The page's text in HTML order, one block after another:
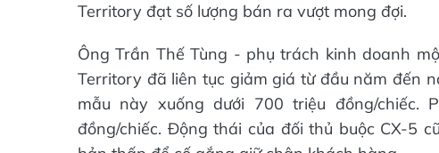
Territory đạt số lượng bán ra vượt mong đợi.
Ông Trần Thế Tùng - phụ trách kinh doanh
Territory đã liên tục giảm giá từ đầu năm đến
mẫu này xuống dưới 700 triệu đồng/
đồng/chiếc. Động thái của đối thủ buộc CX-5